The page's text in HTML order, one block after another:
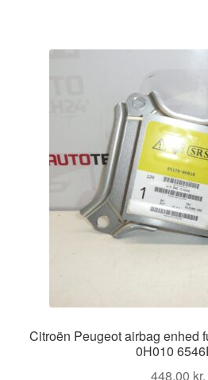
Citroën Peugeot airbag enhed
0H010
448,00 kr.